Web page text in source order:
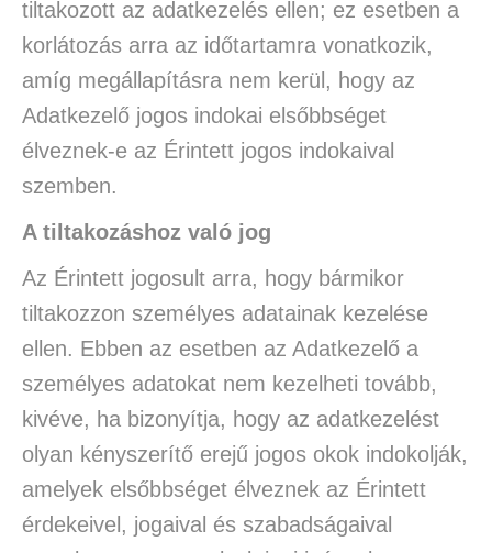
tiltakozott az adatkezelés ellen; ez esetben a
korlátozás arra az időtartamra vonatkozik,
amíg megállapításra nem kerül, hogy az
Adatkezelő jogos indokai elsőbbséget
élveznek-e az Érintett jogos indokaival
szemben.
A tiltakozáshoz való jog
Az Érintett jogosult arra, hogy bármikor
tiltakozzon személyes adatainak kezelése
ellen. Ebben az esetben az Adatkezelő a
személyes adatokat nem kezelheti tovább,
kivéve, ha bizonyítja, hogy az adatkezelést
olyan kényszerítő erejű jogos okok indokolják,
amelyek elsőbbséget élveznek az Érintett
érdekeivel, jogaival és szabadságaival